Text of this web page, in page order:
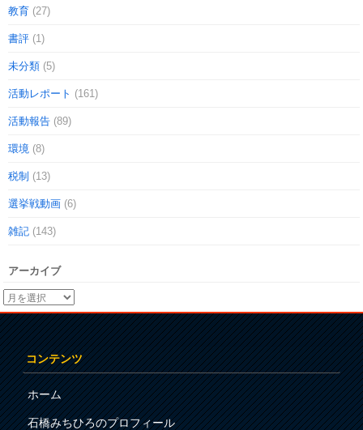
教育 (27)
書評 (1)
未分類 (5)
活動レポート (161)
活動報告 (89)
環境 (8)
税制 (13)
選挙戦動画 (6)
雑記 (143)
アーカイブ
コンテンツ
ホーム
石橋みちひろのプロフィール